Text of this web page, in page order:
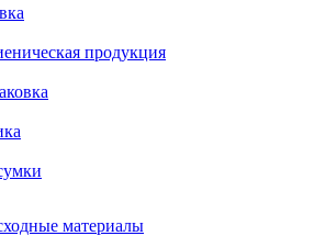
продукция
материалы